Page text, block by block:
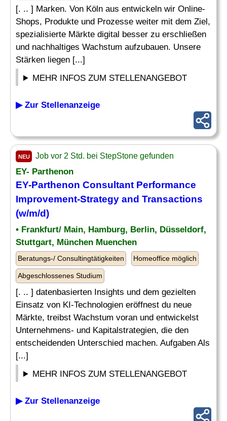
[. .. ] Marken. Von Köln aus entwickeln wir Online-
Shops, Produkte und Prozesse weiter mit dem Ziel,
spezialisierte Märkte digital besser zu erschließen
und nachhaltiges Wachstum aufzubauen. Unsere
Stärken liegen [...]
MEHR INFOS ZUM STELLENANGEBOT
▶ Zur Stellenanzeige
NEU Job vor 2 Std. bei StepStone gefunden
EY- Parthenon
EY-Parthenon Consultant Performance
Improvement-Strategy and Transactions
(w/m/d)
• Frankfurt/ Main, Hamburg, Berlin, Düsseldorf,
Stuttgart, München Muenchen
Beratungs-/ Consultingtätigkeiten Homeoffice möglich
Abgeschlossenes Studium
[. .. ] datenbasierten Insights und dem gezielten
Einsatz von KI-Technologien eröffnest du neue
Märkte, treibst Wachstum voran und entwickelst
Unternehmens- und Kapitalstrategien, die den
entscheidenden Unterschied machen. Aufgaben Als
[...]
MEHR INFOS ZUM STELLENANGEBOT
▶ Zur Stellenanzeige